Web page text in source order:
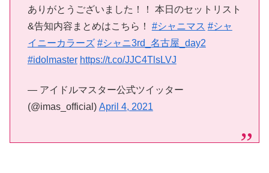
ありがとうございました！！ 本日のセットリスト
&告知内容まとめはこちら！ #シャニマス #シャ
イニーカラーズ #シャニ3rd_名古屋_day2
#idolmaster https://t.co/JJC4TlsLVJ
— アイドルマスター公式ツイッター
(@imas_official) April 4, 2021